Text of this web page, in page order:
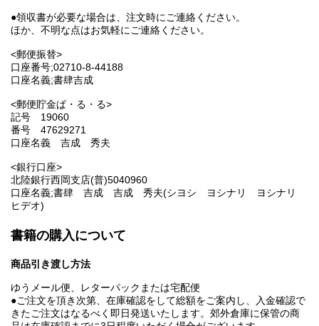
●領収書が必要な場合は、注文時にご連絡ください。
ほか、不明な点はお気軽にご連絡ください。
<郵便振替>
口座番号;02710-8-44188
口座名義;書肆吉成
<郵便貯金ぱ・る・る>
記号 19060
番号 47629271
口座名義 吉成 秀夫
<銀行口座>
北陸銀行西岡支店(普)5040960
口座名義;書肆 吉成 吉成 秀夫(シヨシ ヨシナリ ヨシナリ
ヒデオ)
書籍の購入について
商品引き渡し方法
ゆうメール便、レターパックまたは宅配便
●ご注文を頂き次第、在庫確認をして総額をご案内し、入金確認で
きたご注文はなるべく即日発送いたします。郊外倉庫に保管の商